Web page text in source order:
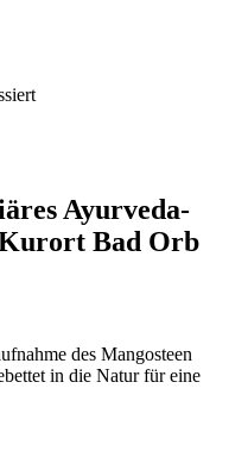
Ayurveda-
Kurort Bad Orb